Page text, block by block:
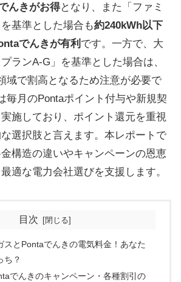
んきがお得となり、また「ファミ
基準とした場合も約240kWh以下
でんきが有利 です。一方で、大
ランA-G」を基準とした場合は、
域で割高となるため注意が必要で
毎月のPontaポイント付与や新規契
施しており、ポイント還元を重視
選択肢と言えます。本レポートで
構造の違いやキャンペーンの恩恵
適な電力会社選びを支援します。
目次
スとPontaでんきの電気料金！あなた
ち？
でんきのキャンペーン・各種割引の